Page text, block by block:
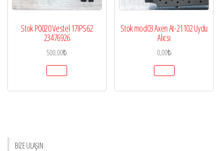
Stok P0020 Vestel 17IPS62
23476926
500,00₺
Stok mod03 Axen At-21102 Uydu
Alıcsı
0,00₺
BİZE ULAŞIN